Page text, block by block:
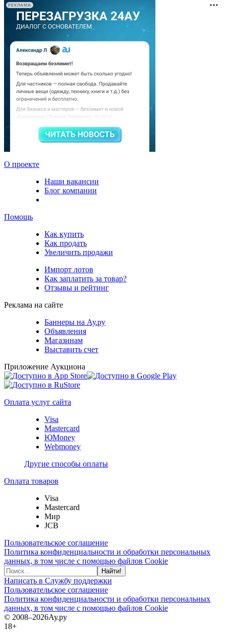
РЕКЛАМА
О проекте
Наши вакансии
Блог компании
Помощь
Как купить
Как продать
Увеличить продажи
Импорт лотов
Как заплатить за товар?
Отзывы и рейтинг
Реклама на сайте
Баннеры на Ау.ру
Объявления
Магазинам
Выставить счет
Приложение Аукциона
Оплата услуг сайта
Visa
Mastercard
ЮMoney
Webmoney
Другие способы оплаты
Оплата товаров
Visa
Mastercard
Мир
JCB
Пользовательское соглашение
Политика конфиденциальности и обработки персональных
данных, в том числе с помощью файлов Cookie
Найти!
Написать в Службу поддержки
Пользовательское соглашение
Политика конфиденциальности и обработки персональных
данных, в том числе с помощью файлов Cookie
© 2008–2026Ау.ру
18+